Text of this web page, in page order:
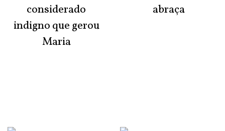
considerado
indigno que gerou
Maria
abraça